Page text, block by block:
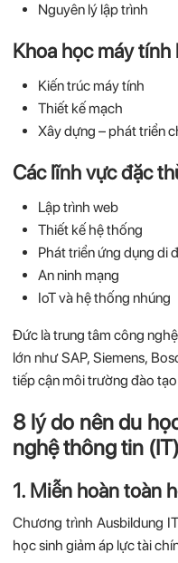
Nguyên lý lập trình
Khoa học máy tính
Kiến trúc máy tính
Thiết kế mạch
Xây dựng – phát triển
Các lĩnh vực đặc
Lập trình web
Thiết kế hệ thống
Phát triển ứng dụng di
An ninh mạng
IoT và hệ thống nhúng
Đức là trung tâm công
lớn như SAP, Siemens,
tiếp cận môi trường đào
8 lý do nên du
nghệ thông tin (IT)
1. Miễn hoàn toàn
Chương trình Ausbildung
học sinh giảm áp lực tài